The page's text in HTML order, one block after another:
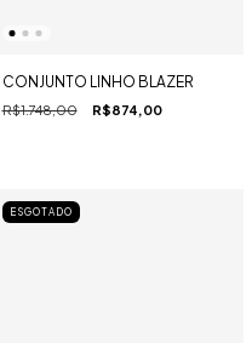
CONJUNTO LINHO BLAZER
R$1.748,00 R$874,00
ESGOTADO